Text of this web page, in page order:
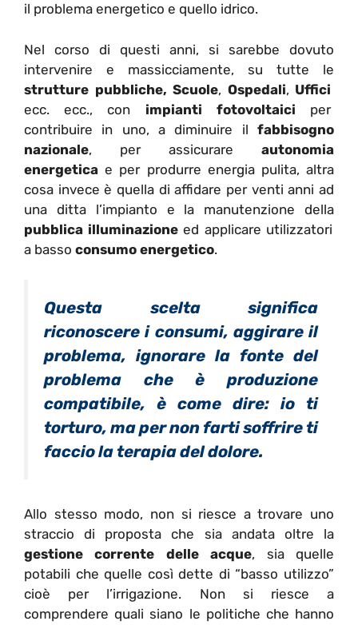
il problema energetico e quello idrico.
Nel corso di questi anni, si sarebbe dovuto
intervenire e massicciamente, su tutte le
strutture pubbliche, Scuole, Ospedali, Uffici
ecc. ecc., con impianti fotovoltaici per
contribuire in uno, a diminuire il fabbisogno
nazionale, per assicurare autonomia
energeticae per produrre energia pulita, altra
cosa invece è quella di affidare per venti anni ad
una ditta l’impianto e la manutenzione della
pubblica illuminazione ed applicare utilizzatori
a basso consumo energetico.
Questa scelta significa
riconoscere i consumi, aggirare il
problema, ignorare la fonte del
problema che è produzione
compatibile, è come dire: io ti
torturo, ma per non farti soffrire ti
faccio la terapia del dolore.
Allo stesso modo, non si riesce a trovare uno
straccio di proposta che sia andata oltre la
gestione corrente delle acque, sia quelle
potabili che quelle così dette di “basso utilizzo”
cioè per l’irrigazione. Non si riesce a
comprendere quali siano le politiche che hanno